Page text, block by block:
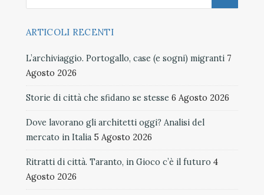
ARTICOLI RECENTI
L’archiviaggio. Portogallo, case (e sogni) migranti 7
Agosto 2026
Storie di città che sfidano se stesse 6 Agosto 2026
Dove lavorano gli architetti oggi? Analisi del
mercato in Italia 5 Agosto 2026
Ritratti di città. Taranto, in Gioco c’è il futuro 4
Agosto 2026